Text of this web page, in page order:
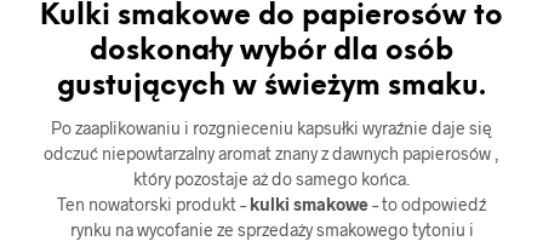
Kulki smakowe do papierosów to
doskonały wybór dla osób
gustujących w świeżym smaku.
Po zaaplikowaniu i rozgnieceniu kapsułki wyraźnie daje się
odczuć niepowtarzalny aromat znany z dawnych papierosów ,
który pozostaje aż do samego końca.
Ten nowatorski produkt – kulki smakowe– to odpowiedź
rynku na wycofanie ze sprzedaży smakowego tytoniu i